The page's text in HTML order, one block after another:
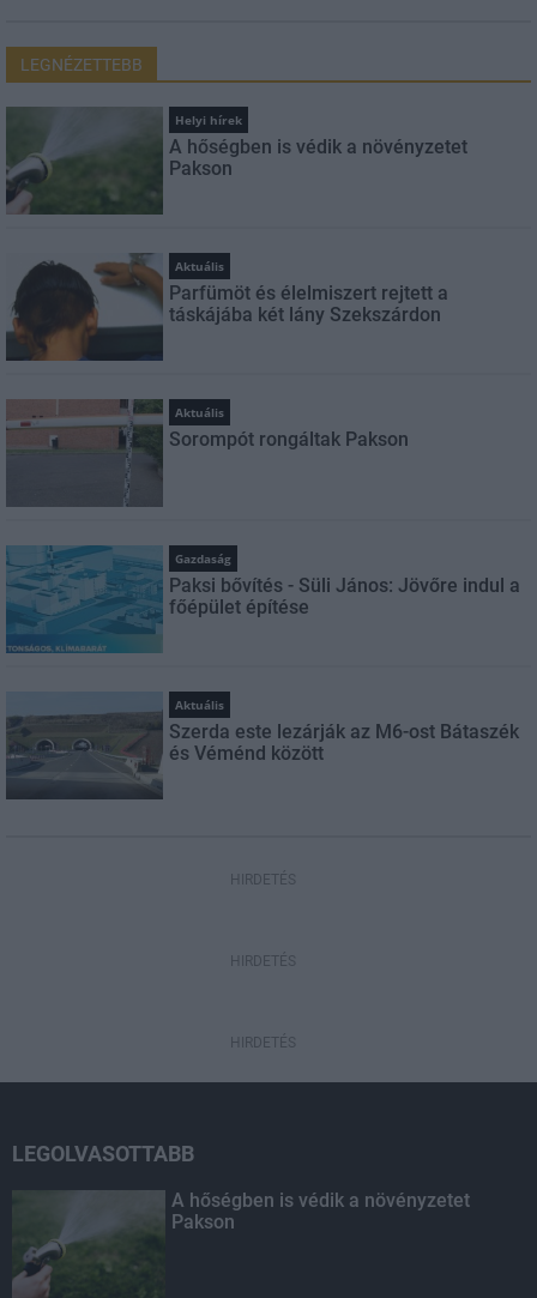
LEGNÉZETTEBB
Helyi hírek
A hőségben is védik a növényzetet
Pakson
Aktuális
Parfümöt és élelmiszert rejtett a
táskájába két lány Szekszárdon
Aktuális
Sorompót rongáltak Pakson
Gazdaság
Paksi bővítés - Süli János: Jövőre indul a
főépület építése
Aktuális
Szerda este lezárják az M6-ost Bátaszék
és Véménd között
HIRDETÉS
HIRDETÉS
HIRDETÉS
LEGOLVASOTTABB
A hőségben is védik a növényzetet
Pakson